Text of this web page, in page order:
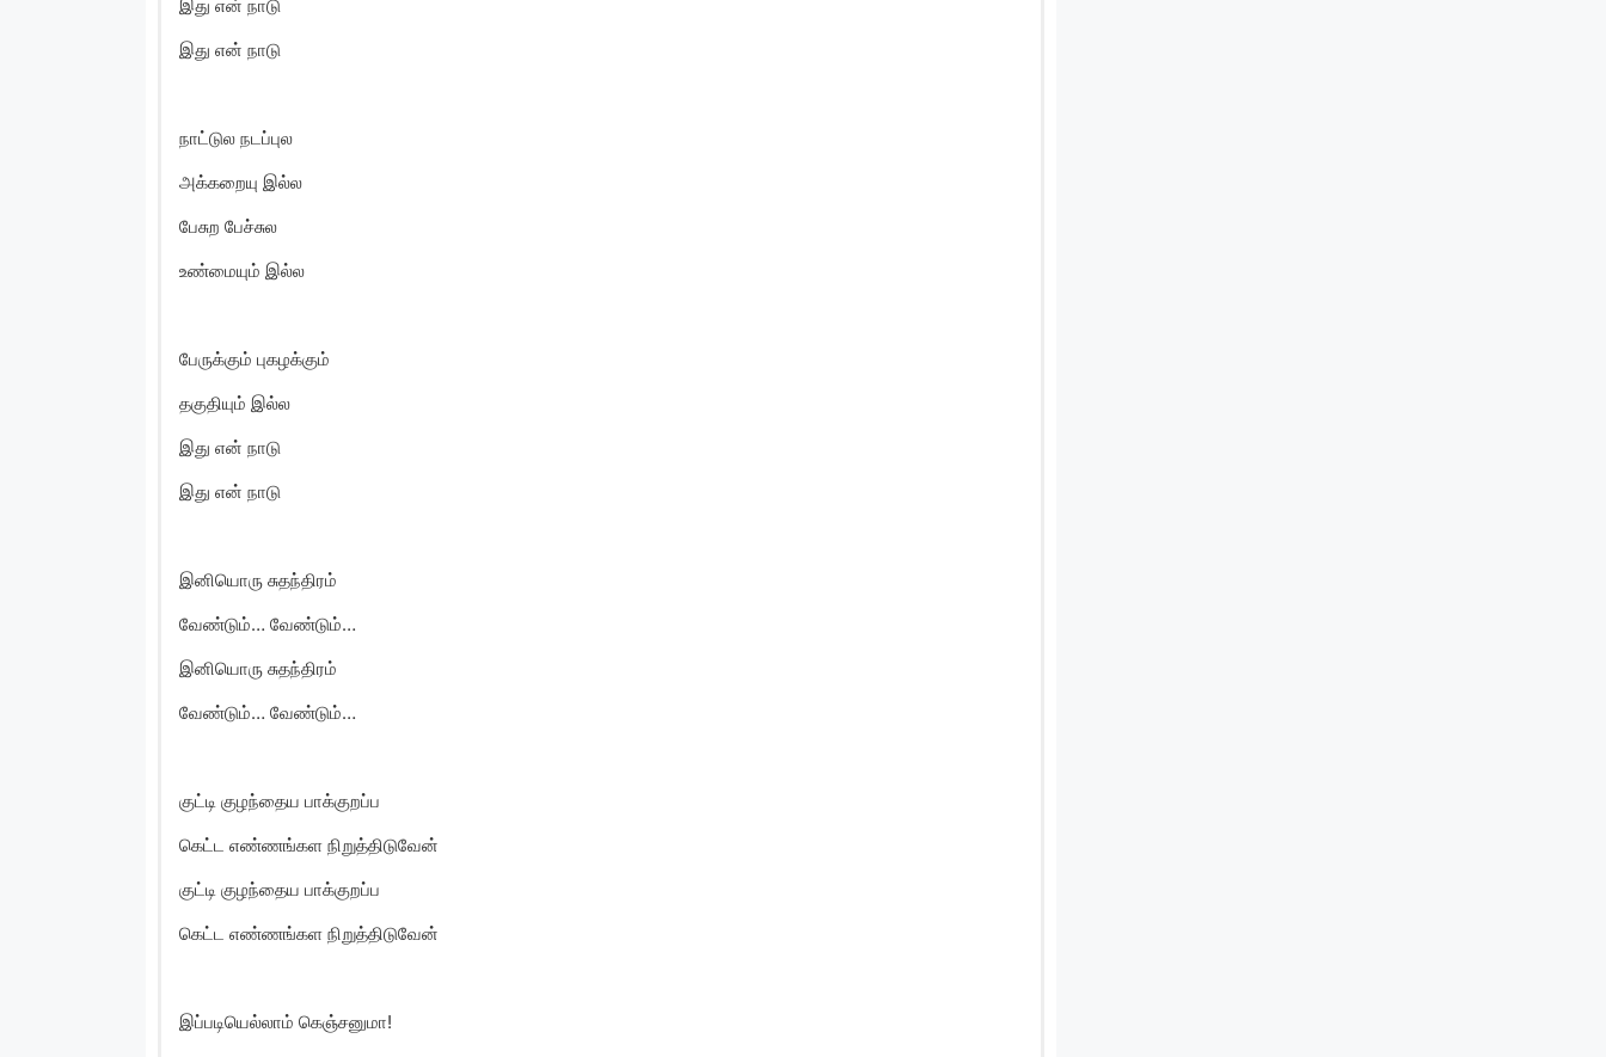
இது என் நாடு
இது என் நாடு
நாட்டுல நடப்புல
அக்கறையு இல்ல
பேசுற பேச்சுல
உண்மையும் இல்ல
பேருக்கும் புகழக்கும்
தகுதியும் இல்ல
இது என் நாடு
இது என் நாடு
இனியொரு சுதந்திரம்
வேண்டும்… வேண்டும்…
இனியொரு சுதந்திரம்
வேண்டும்… வேண்டும்…
குட்டி குழந்தைய பாக்குறப்ப
கெட்ட எண்ணங்கள நிறுத்திடுவேன்
குட்டி குழந்தைய பாக்குறப்ப
கெட்ட எண்ணங்கள நிறுத்திடுவேன்
இப்படியெல்லாம் கெஞ்சனுமா!